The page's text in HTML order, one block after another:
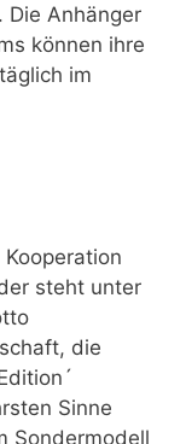
Die Anhänger
können ihre
im
Kooperation
steht unter
die
Sinne
Sondermodell